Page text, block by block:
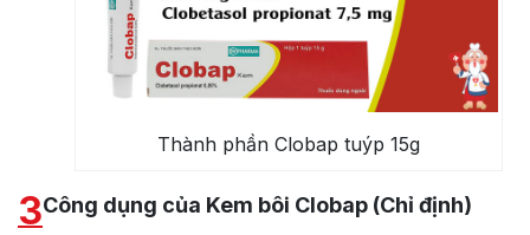
Thành phần Clobap tuýp 15g
3Công dụng của Kem bôi Clobap (Chỉ định)